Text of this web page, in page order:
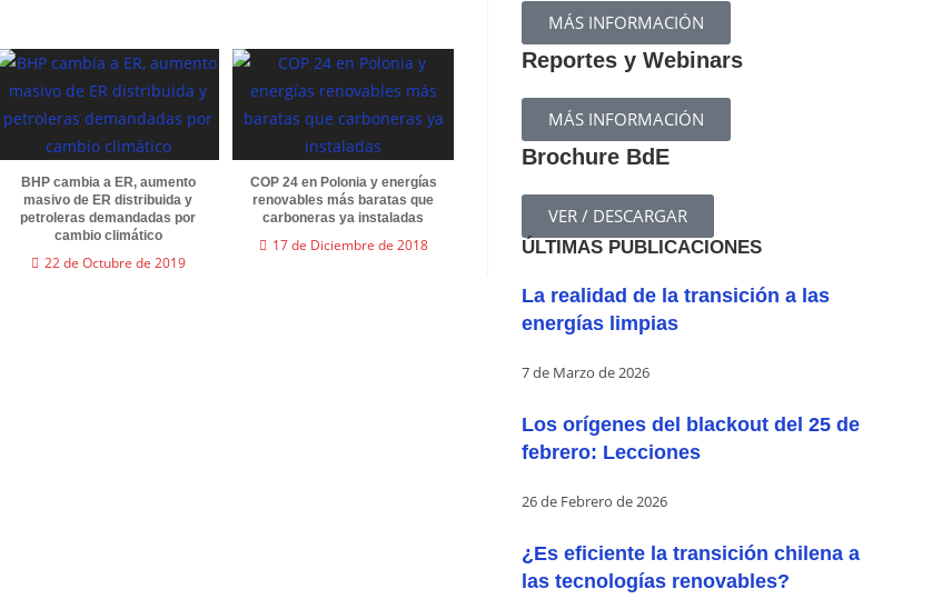
BHP cambia a ER, aumento
masivo de ER distribuida y
petroleras demandadas por
cambio climático
22 de Octubre de 2019
COP 24 en Polonia y energías
renovables más baratas que
carboneras ya instaladas
17 de Diciembre de 2018
MÁS INFORMACIÓN
Reportes y Webinars
MÁS INFORMACIÓN
Brochure BdE
VER / DESCARGAR
ÚLTIMAS PUBLICACIONES
La realidad de la transición a las
energías limpias
7 de Marzo de 2026
Los orígenes del blackout del 25 de
febrero: Lecciones
26 de Febrero de 2026
¿Es eficiente la transición chilena a
las tecnologías renovables?